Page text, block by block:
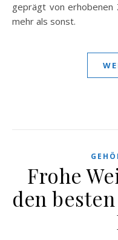
geprägt von erhobenen
mehr als sonst.
Frohe
den